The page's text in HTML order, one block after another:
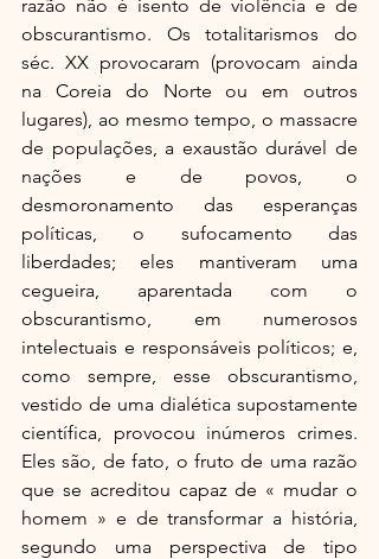
razão não é isento de violência e de
obscurantismo. Os totalitarismos do
séc. XX provocaram (provocam ainda
na Coreia do Norte ou em outros
lugares), ao mesmo tempo, o massacre
de populações, a exaustão durável de
nações e de povos, o
desmoronamento das esperanças
políticas, o sufocamento das
liberdades; eles mantiveram uma
cegueira, aparentada com o
obscurantismo, em numerosos
intelectuais e responsáveis políticos; e,
como sempre, esse obscurantismo,
vestido de uma dialética supostamente
científica, provocou inúmeros crimes.
Eles são, de fato, o fruto de uma razão
que se acreditou capaz de « mudar o
homem » e de transformar a história,
segundo uma perspectiva de tipo